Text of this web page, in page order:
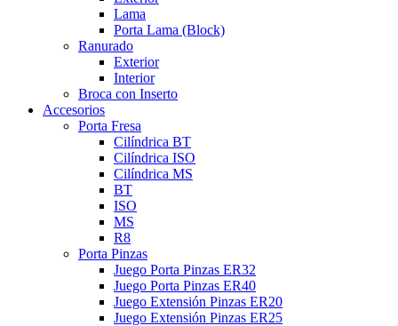
Lama
Porta Lama (Block)
Ranurado
Exterior
Interior
Broca con Inserto
Accesorios
Porta Fresa
Cilíndrica BT
Cilíndrica ISO
Cilíndrica MS
BT
ISO
MS
R8
Porta Pinzas
Juego Porta Pinzas ER32
Juego Porta Pinzas ER40
Juego Extensión Pinzas ER20
Juego Extensión Pinzas ER25